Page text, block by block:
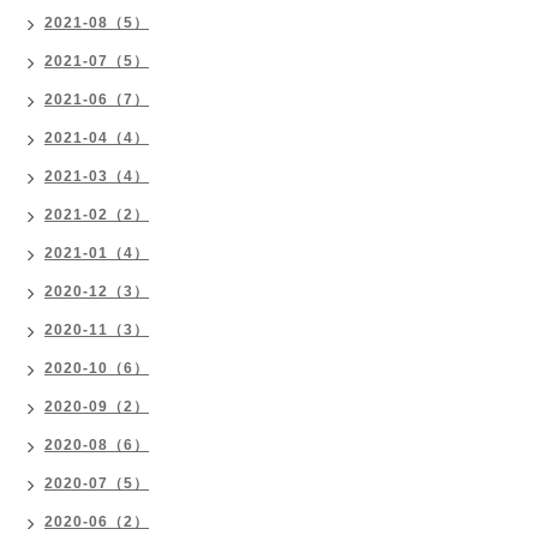
2021-08（5）
2021-07（5）
2021-06（7）
2021-04（4）
2021-03（4）
2021-02（2）
2021-01（4）
2020-12（3）
2020-11（3）
2020-10（6）
2020-09（2）
2020-08（6）
2020-07（5）
2020-06（2）